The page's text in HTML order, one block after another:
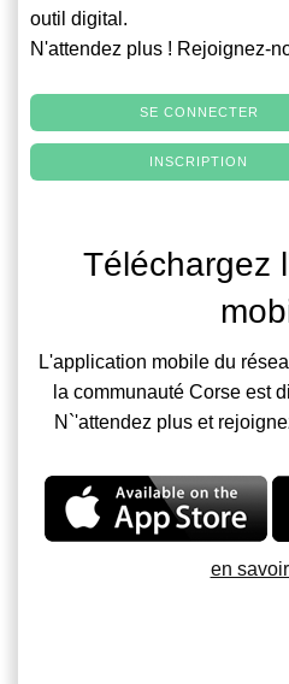
outil digital.
N'attendez plus ! Rejoignez-
SE CONNECTER
INSCRIPTION
Téléchargez
L'application mobile du
la communauté Corse est
N`'attendez plus et
en